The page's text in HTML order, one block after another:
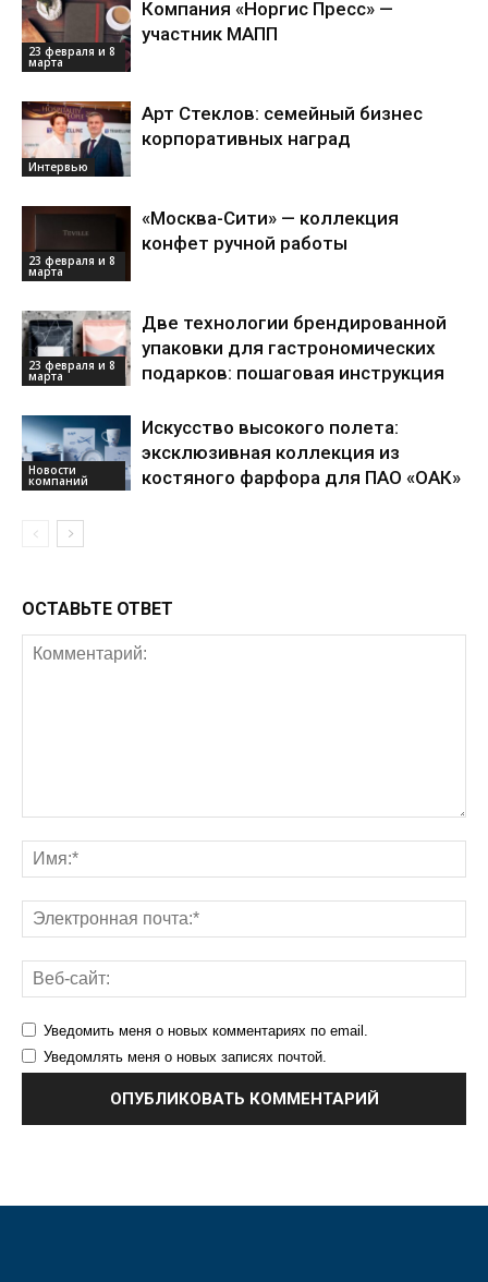
23 февраля и 8
марта
Компания «Норгис Пресс» —
участник МАПП
Интервью
Арт Стеклов: семейный бизнес
корпоративных наград
23 февраля и 8
марта
«Москва-Сити» — коллекция
конфет ручной работы
23 февраля и 8
марта
Две технологии брендированной
упаковки для гастрономических
подарков: пошаговая инструкция
Новости
компаний
Искусство высокого полета:
эксклюзивная коллекция из
костяного фарфора для ПАО «ОАК»
ОСТАВЬТЕ ОТВЕТ
Уведомить меня о новых комментариях по email.
Уведомлять меня о новых записях почтой.